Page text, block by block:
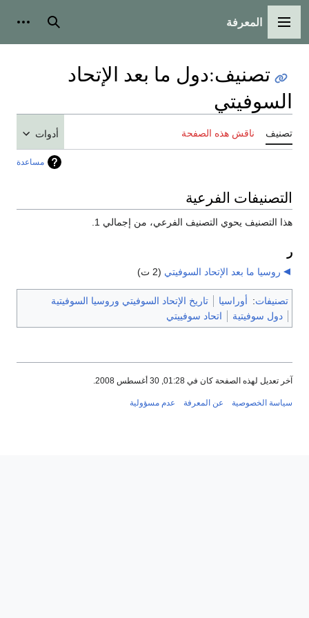
القائمة الرئيسية
المعرفة بحث
تصنيف:دول ما بعد الإتحاد
السوفيتي
تصنيف ناقش هذه الصفحة أدوات
مساعدة
التصنيفات الفرعية
هذا التصنيف يحوي التصنيف الفرعي، من إجمالي 1.
ر
روسيا ما بعد الإتحاد السوفيتي (2 ت)
تصنيفات: أوراسيا
تاريخ الإتحاد السوفيتي وروسيا السوفيتية
دول سوفيتية
اتحاد سوفييتي
آخر تعديل لهذه الصفحة كان في 01:28, 30 أغسطس 2008.
سياسة الخصوصية عن المعرفة عدم مسؤولية